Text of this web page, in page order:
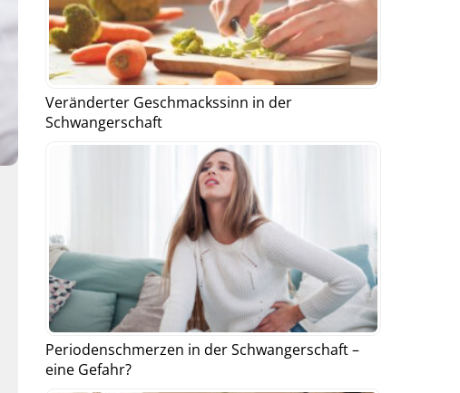
Veränderter Geschmackssinn in der
Schwangerschaft
Periodenschmerzen in der Schwangerschaft –
eine Gefahr?